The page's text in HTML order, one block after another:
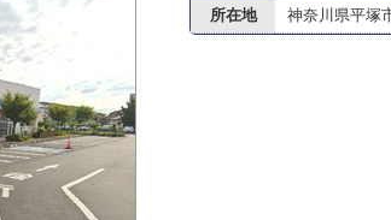
所在地
神奈川県平塚